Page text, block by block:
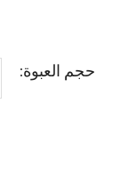
حجم العبوة: